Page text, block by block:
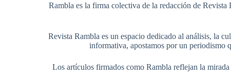
Rambla es la firma colectiva de la redacción de
Revista Rambla es un espacio dedicado al análisis, la
informativa, apostamos por un periodismo
Los artículos firmados como Rambla reflejan la